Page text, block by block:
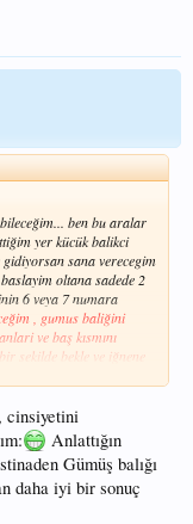
ben bu aralar
yer kücük balikci
gidiyorsan sana verecegim
oltana sadede 2
6 veya 7 numara
, gumus baliğini
ve baş kısmını
sekilde bekle ve
iğnene
arkasında assagı
kursunun olmasının
o yeme
kendini yakalatıyor
Kepçe gotur ben bu
kepçem olmadıgı
cinsiyetini
Anlattığın
Gümüş balığı
daha iyi bir sonuç